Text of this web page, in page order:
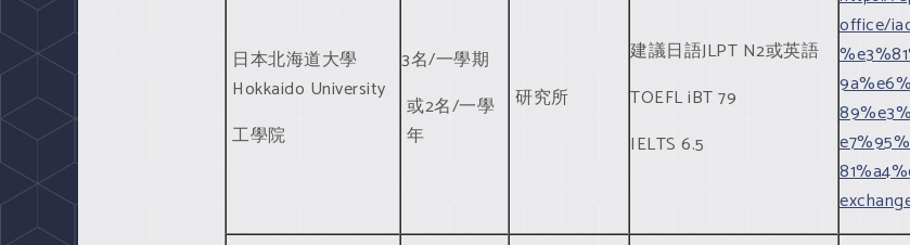
日本北海道大學
Hokkaido University
工學院
3名/一學期
或2名/一學
年
研究所
建議日語JLPT N2或英語
TOEFL iBT 79
IELTS 6.5
office/